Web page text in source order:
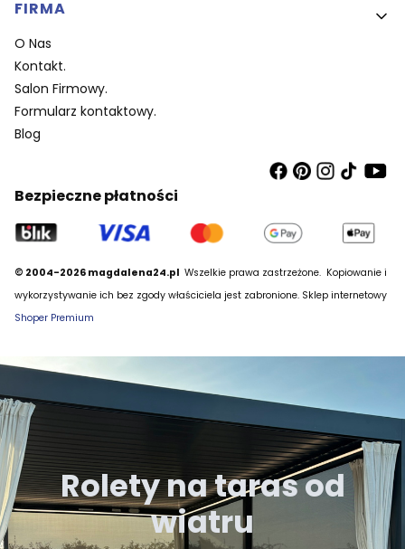
FIRMA
O Nas
Kontakt.
Salon Firmowy.
Formularz kontaktowy.
Blog
Bezpieczne płatności
© 2004-2026 magdalena24.pl Wszelkie prawa zastrzeżone. Kopiowanie i
wykorzystywanie ich bez zgody właściciela jest zabronione. Sklep internetowy
Shoper Premium
Rolety na taras od
wiatru